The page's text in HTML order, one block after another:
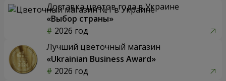
Доставка цветов года в Украине
«Выбор страны»
2026 год
Лучший цветочный магазин
«Ukrainian Business Award»
2026 год